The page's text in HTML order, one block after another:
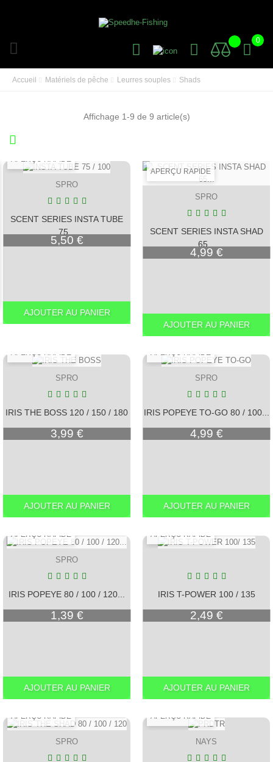
0
Accueil Matériels de pêche Leurres souples Shads
Affichage 1-9 de 9 article(s)
APERÇU RAPIDE
SPRO
SCENT SERIES INSTA TUBE
75...
5,50 €Prix
AJOUTER AU PANIER
APERÇU RAPIDE
SPRO
SCENT SERIES INSTA SHAD
65...
4,99 €Prix
AJOUTER AU PANIER
APERÇU RAPIDE
SPRO
IRIS THE BOSS 120 / 150 / 180
3,99 €Prix
AJOUTER AU PANIER
APERÇU RAPIDE
SPRO
IRIS POPEYE TO-GO 80 / 100...
4,99 €Prix
AJOUTER AU PANIER
APERÇU RAPIDE
SPRO
IRIS POPEYE 80 / 100 / 120...
1,39 €Prix
AJOUTER AU PANIER
APERÇU RAPIDE
IRIS T-POWER 100 / 135
2,49 €Prix
AJOUTER AU PANIER
APERÇU RAPIDE
SPRO
APERÇU RAPIDE
NAYS